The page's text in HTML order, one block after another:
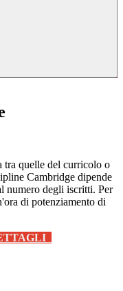
tra quelle del curricolo o
Cambridge dipende
numero degli iscritti. Per
di potenziamento di